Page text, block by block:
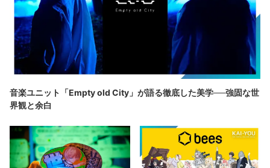
音楽ユニット「Empty old City」が語る徹底した美学──強固な世
界観と余白